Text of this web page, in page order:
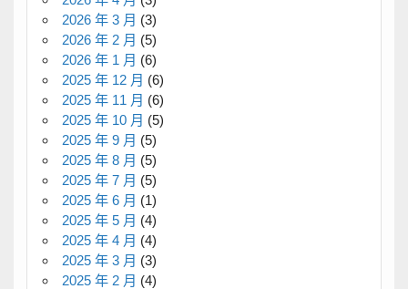
2026 年 3 月 (3)
2026 年 2 月 (5)
2026 年 1 月 (6)
2025 年 12 月 (6)
2025 年 11 月 (6)
2025 年 10 月 (5)
2025 年 9 月 (5)
2025 年 8 月 (5)
2025 年 7 月 (5)
2025 年 6 月 (1)
2025 年 5 月 (4)
2025 年 4 月 (4)
2025 年 3 月 (3)
2025 年 2 月 (4)